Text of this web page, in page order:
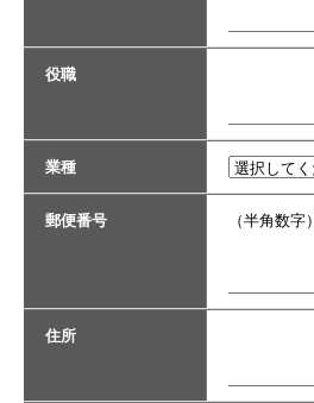
役職
業種
郵便番号 （半角数字）
住所